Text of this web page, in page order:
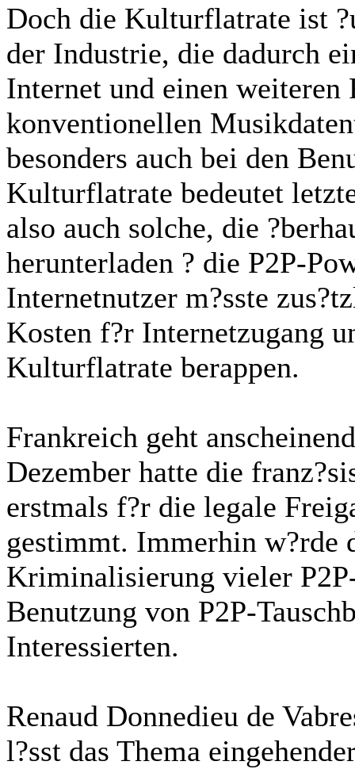
Doch die Kulturflatrate ist
der Industrie, die dadurch
Internet und einen weiteren
konventionellen
besonders auch bei den
Kulturflatrate bedeutet
also auch solche, die
herunterladen ? die P2P-
Internetnutzer m?sste
Kosten f?r Internetzugang
Kulturflatrate berappen.
Frankreich geht
Dezember hatte die
erstmals f?r die legale
gestimmt. Immerhin w?rde
Kriminalisierung vieler
Benutzung von P2P-
Interessierten.
Renaud Donnedieu de
l?sst das Thema